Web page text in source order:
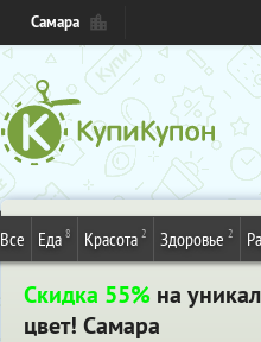
Самара
Все Еда 8 Красота 2 Здоровье 2
Скидка 55% на
цвет! Самара